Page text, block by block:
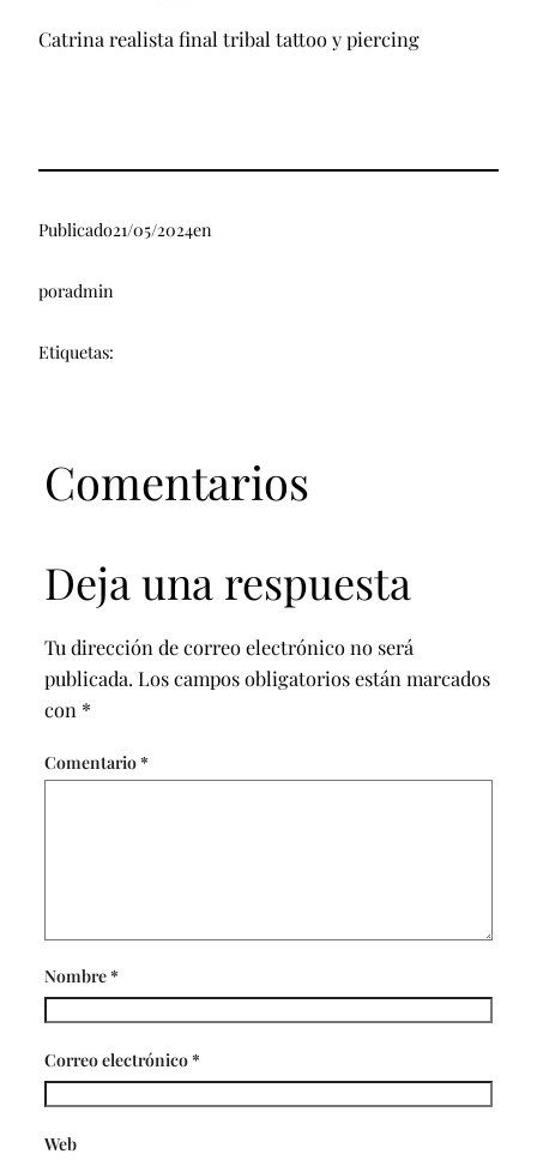
Catrina realista final tribal tattoo y piercing
Publicado21/05/2024en
poradmin
Etiquetas:
Comentarios
Deja una respuesta
Tu dirección de correo electrónico no será
publicada. Los campos obligatorios están marcados
con *
Comentario*
Nombre*
Correo electrónico*
Web